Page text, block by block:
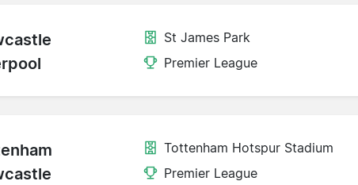
St James Park
Premier League
Tottenham Hotspur Stadium
Premier League